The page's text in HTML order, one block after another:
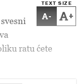
TEXT SIZE
- +
ratu ćete